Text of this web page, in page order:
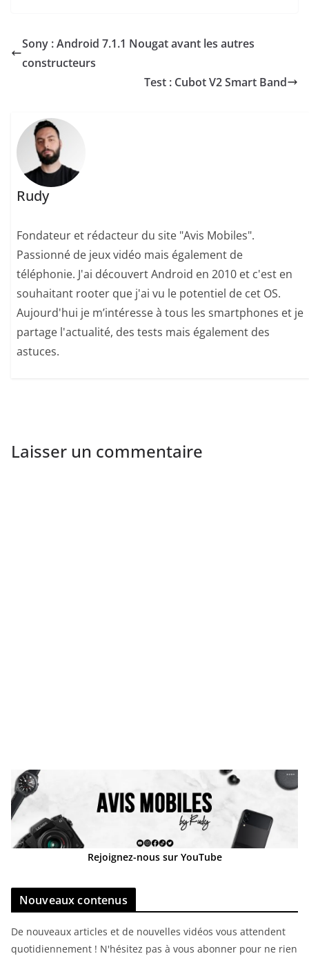
Sony : Android 7.1.1 Nougat avant les autres
constructeurs
Test : Cubot V2 Smart Band
Rudy
Fondateur et rédacteur du site "Avis Mobiles".
Passionné de jeux vidéo mais également de
téléphonie. J'ai découvert Android en 2010 et c'est en
souhaitant rooter que j'ai vu le potentiel de cet OS.
Aujourd'hui je m’intéresse à tous les smartphones et je
partage l'actualité, des tests mais également des
astuces.
Laisser un commentaire
Rejoignez-nous sur YouTube
Nouveaux contenus
De nouveaux articles et de nouvelles vidéos vous attendent
quotidiennement ! N'hésitez pas à vous abonner pour ne rien